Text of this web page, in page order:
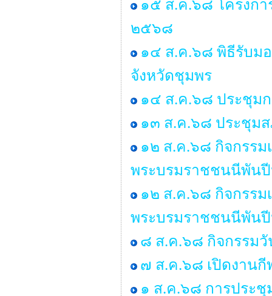
๑๕ ส.ค.๖๘ โครงก
๒๕๖๘
๑๔ ส.ค.๖๘ พิธีรับม
จังหวัดชุมพร
๑๔ ส.ค.๖๘ ประชุม
๑๓ ส.ค.๖๘ ประชุม
๑๒ ส.ค.๖๘ กิจกรรม
พระบรมราชชนนีพันปี
๑๒ ส.ค.๖๘ กิจกรรม
พระบรมราชชนนีพันปี
๘ ส.ค.๖๘ กิจกรรม
๗ ส.ค.๖๘ เปิดงานกี
๑ ส.ค.๖๘ การประ